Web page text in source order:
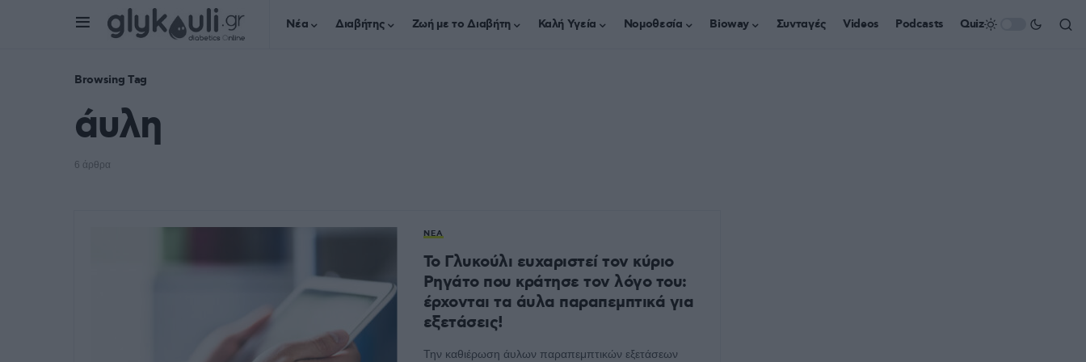
Νέα Διαβήτης Ζωή με το Διαβήτη Καλή Υγεία Νομοθεσία Bioway Συνταγές Videos Podcasts Quiz
Browsing Tag
άυλη
6 άρθρα
ΝΈΑ
Το Γλυκούλι ευχαριστεί τον κύριο
Ρηγάτο που κράτησε τον λόγο του:
έρχονται τα άυλα παραπεμπτικά για
εξετάσεις!
Την καθιέρωση άυλων παραπεμπτικών εξετάσεων